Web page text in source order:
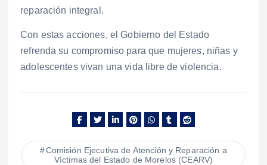
reparación integral.
Con estas acciones, el Gobierno del Estado
refrenda su compromiso para que mujeres, niñas y
adolescentes vivan una vida libre de violencia.
Comisión Ejecutiva de Atención y Reparación a
Víctimas del Estado de Morelos (CEARV)